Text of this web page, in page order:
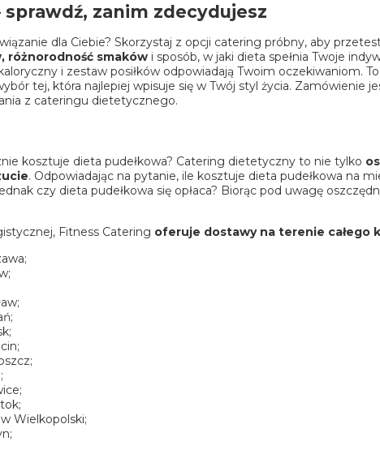
zanim zdecydujesz
dla Ciebie? Skorzystaj z opcji catering próbny, aby
różnorodność smaków i sposób, w jaki dieta spełnia Twoje
i zestaw posiłków odpowiadają Twoim oczekiwaniom.
tej, która najlepiej wpisuje się w Twój styl życia. Zamówienie
z cateringu dietetycznego.
kosztuje dieta pudełkowa? Catering dietetyczny to nie tylko
. Odpowiadając na pytanie, ile kosztuje dieta pudełkowa na
czy dieta pudełkowa się opłaca? Biorąc pod uwagę
Fitness Catering oferuje dostawy na terenie całego
;
;
;
;
;
;
;
;
;
;
Wielkopolski;
;